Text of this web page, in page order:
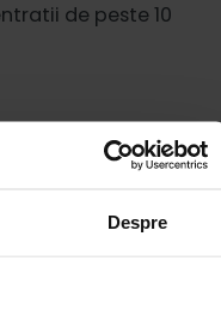
Despre
de peste 10
and time!